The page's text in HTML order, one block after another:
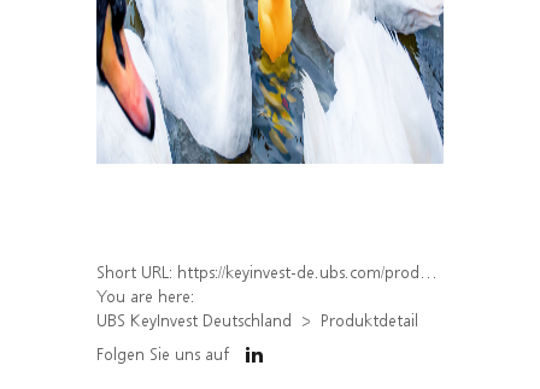
Short URL: https://keyinvest-de.ubs.com/produkt/detail/index/isin/DE000UK25EV7
You are here:
UBS KeyInvest Deutschland
Produktdetail
Folgen Sie uns auf